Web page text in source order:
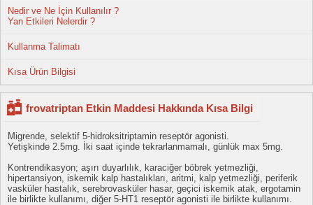
Nedir ve Ne İçin Kullanılır ?
Yan Etkileri Nelerdir ?
Kullanma Talimatı
Kısa Ürün Bilgisi
frovatriptan Etkin Maddesi Hakkında Kısa Bilgi
Migrende, selektif 5-hidroksitriptamin reseptör agonisti.
Yetişkinde 2.5mg. İki saat içinde tekrarlanmamalı, günlük max 5mg.
Kontrendikasyon; aşırı duyarlılık, karaciğer böbrek yetmezliği,
hipertansiyon, iskemik kalp hastalıkları, aritmi, kalp yetmezliği, periferik
vasküler hastalık, serebrovasküler hasar, geçici iskemik atak, ergotamin
ile birlikte kullanımı, diğer 5-HT1 reseptör agonisti ile birlikte kullanımı.